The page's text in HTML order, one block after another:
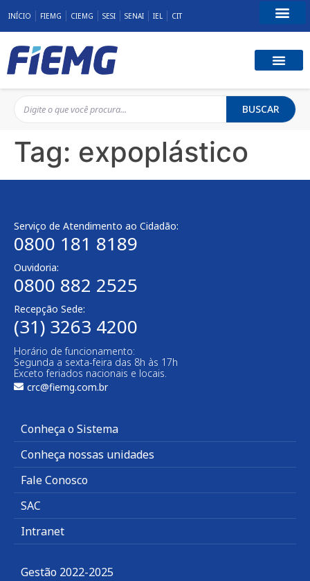
INÍCIO FIEMG CIEMG SESI SENAI IEL CIT
BUSCAR
Tag: expoplástico
Serviço de Atendimento ao Cidadão:
0800 181 8189
Ouvidoria:
0800 882 2525
Recepção Sede:
(31) 3263 4200
Horário de funcionamento:
Segunda a sexta-feira das 8h às 17h
Exceto feriados nacionais e locais.
crc@fiemg.com.br
Conheça o Sistema
Conheça nossas unidades
Fale Conosco
SAC
Intranet
Gestão 2022-2025